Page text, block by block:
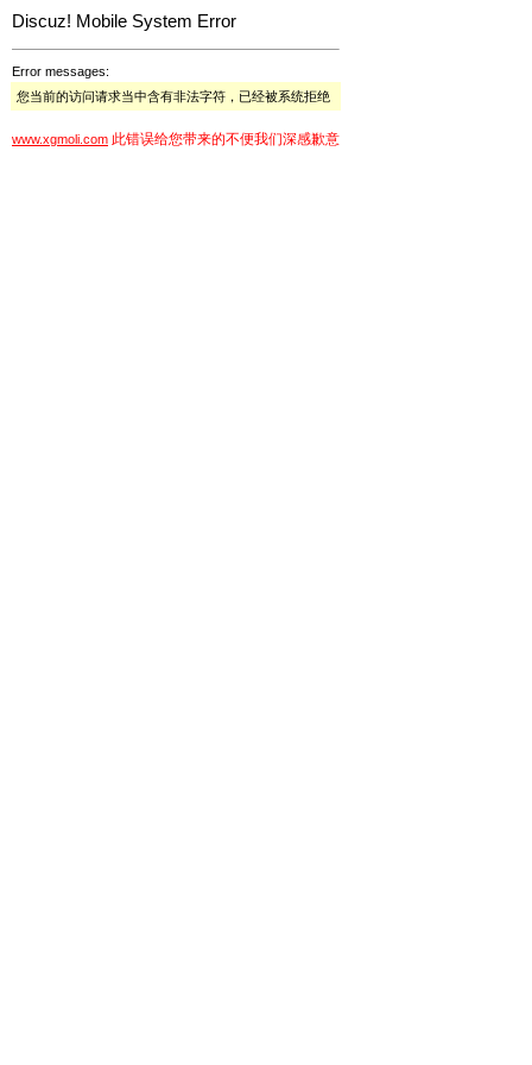
Discuz! Mobile System Error
Error messages:
您当前的访问请求当中含有非法字符，已经被系统拒绝
www.xgmoli.com 此错误给您带来的不便我们深感歉意